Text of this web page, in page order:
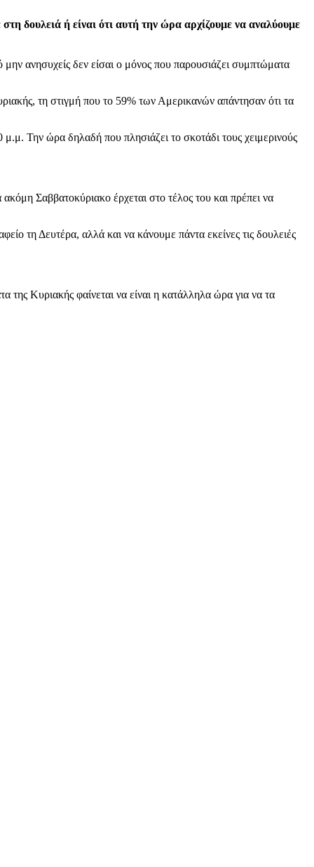
δουλειά ή είναι ότι αυτή την ώρα αρχίζουμε να αναλύουμε
μην ανησυχείς δεν είσαι ο μόνος που παρουσιάζει συμπτώματα
τη στιγμή που το 59% των Αμερικανών απάντησαν ότι τα
Την ώρα δηλαδή που πλησιάζει το σκοτάδι τους χειμερινούς
Σαββατοκύριακο έρχεται στο τέλος του και πρέπει να
τη Δευτέρα, αλλά και να κάνουμε πάντα εκείνες τις δουλειές
Κυριακής φαίνεται να είναι η κατάλληλα ώρα για να τα